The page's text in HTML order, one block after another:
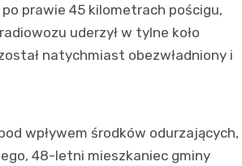
po prawie 45 kilometrach pościgu,
uderzył w tylne koło
natychmiast obezwładniony i
wpływem środków odurzających,
48-letni mieszkaniec gminy